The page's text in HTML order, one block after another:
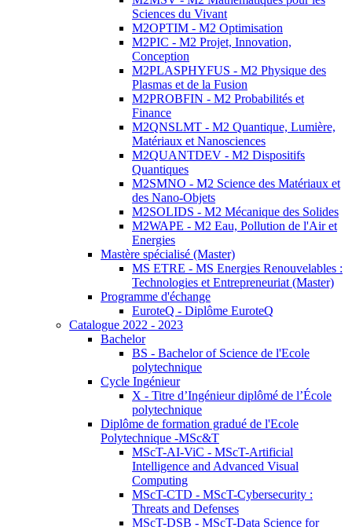
Sciences du Vivant
M2OPTIM - M2 Optimisation
M2PIC - M2 Projet, Innovation,
Conception
M2PLASPHYFUS - M2 Physique des
Plasmas et de la Fusion
M2PROBFIN - M2 Probabilités et
Finance
M2QNSLMT - M2 Quantique, Lumière,
Matériaux et Nanosciences
M2QUANTDEV - M2 Dispositifs
Quantiques
M2SMNO - M2 Science des Matériaux et
des Nano-Objets
M2SOLIDS - M2 Mécanique des Solides
M2WAPE - M2 Eau, Pollution de l'Air et
Energies
Mastère spécialisé (Master)
MS ETRE - MS Energies Renouvelables :
Technologies et Entrepreneuriat (Master)
Programme d'échange
EuroteQ - Diplôme EuroteQ
Catalogue 2022 - 2023
Bachelor
BS - Bachelor of Science de l'Ecole
polytechnique
Cycle Ingénieur
X - Titre d’Ingénieur diplômé de l’École
polytechnique
Diplôme de formation gradué de l'Ecole
Polytechnique -MSc&T
MScT-AI-ViC - MScT-Artificial
Intelligence and Advanced Visual
Computing
MScT-CTD - MScT-Cybersecurity :
Threats and Defenses
MScT-DSB - MScT-Data Science for